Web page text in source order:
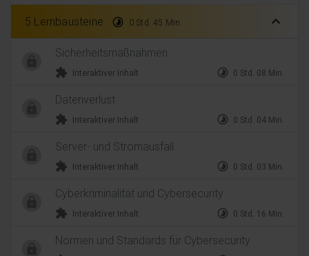
5 Lernbausteine timelapse 0 Std. 45 Min. expand_less
Sicherheitsmaßnahmen
extension Interaktiver Inhalt timelapse 0 Std. 08 Min.
Datenverlust
extension Interaktiver Inhalt timelapse 0 Std. 04 Min.
Server- und Stromausfall
extension Interaktiver Inhalt timelapse 0 Std. 03 Min.
Cyberkriminalität und Cybersecurity
extension Interaktiver Inhalt timelapse 0 Std. 16 Min.
Normen und Standards für Cybersecurity